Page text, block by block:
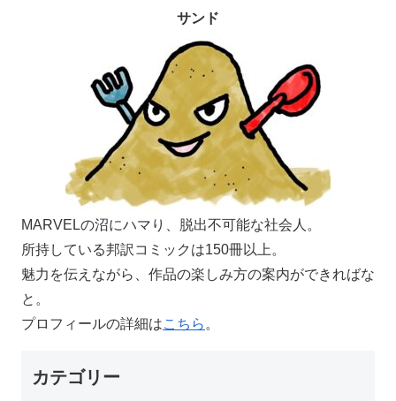
サンド
MARVELの沼にハマり、脱出不可能な社会人。
所持している邦訳コミックは150冊以上。
魅力を伝えながら、作品の楽しみ方の案内ができればな
と。
プロフィールの詳細はこちら。
カテゴリー